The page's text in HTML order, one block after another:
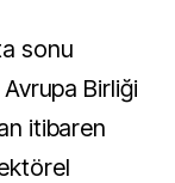
sonu
Avrupa Birliği
itibaren